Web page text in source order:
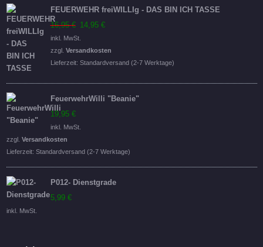
FEUERWEHR freiWILLIg - DAS BIN ICH TASSE
16,95€ Ursprünglicher
Preis
war:
16,95 €
14,95 €
ist:
14,95 €.
inkl. MwSt.
zzgl. Versandkosten
Lieferzeit: Standardversand (2-7 Werktage)
FeuerwehrWilli "Beanie"
19,95 €
inkl. MwSt.
zzgl. Versandkosten
Lieferzeit: Standardversand (2-7 Werktage)
P012- Dienstgrade
5,99 €
inkl. MwSt.